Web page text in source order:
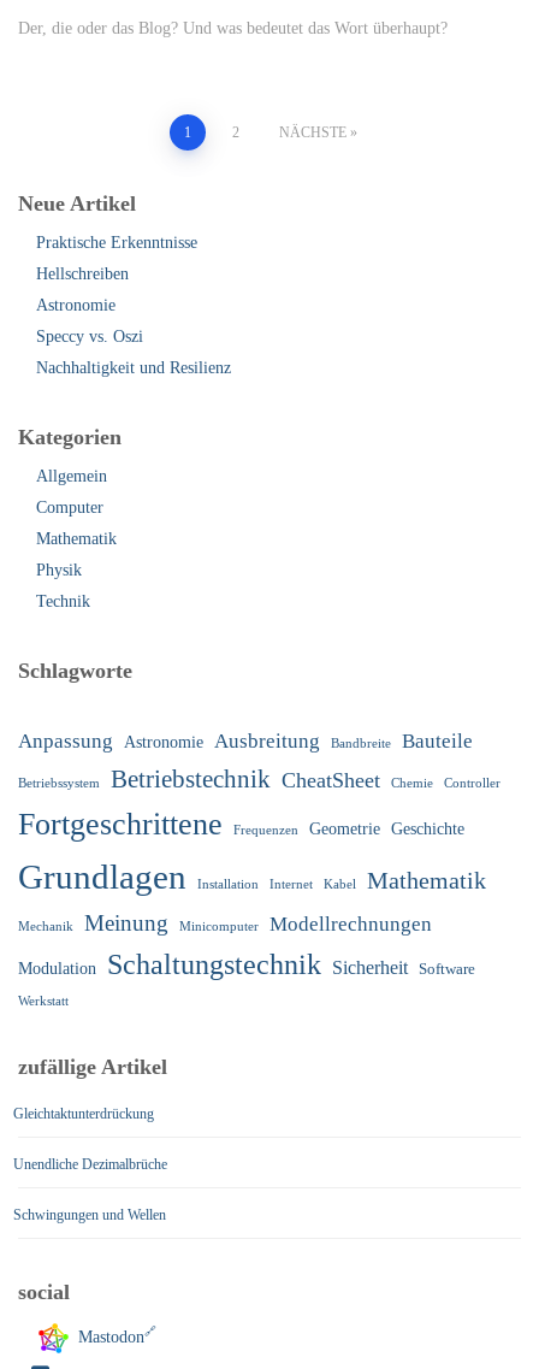
Der, die oder das Blog? Und was bedeutet das Wort überhaupt?
Seitennummerierung
der
Beiträge
1 2 NÄCHSTE
Neue Artikel
Praktische Erkenntnisse
Hellschreiben
Astronomie
Speccy vs. Oszi
Nachhaltigkeit und Resilienz
Kategorien
Allgemein
Computer
Mathematik
Physik
Technik
Schlagworte
Anpassung Astronomie Ausbreitung Bandbreite Bauteile
Betriebssystem Betriebstechnik CheatSheet Chemie Controller
Fortgeschrittene Frequenzen Geometrie Geschichte
Grundlagen Installation Internet Kabel Mathematik
Mechanik Meinung Minicomputer Modellrechnungen
Modulation Schaltungstechnik Sicherheit Software
Werkstatt
zufällige Artikel
Gleichtaktunterdrückung
Unendliche Dezimalbrüche
Schwingungen und Wellen
social
Mastodon